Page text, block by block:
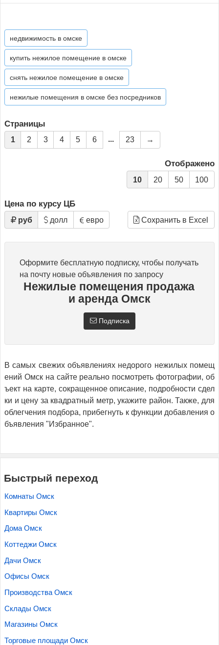
недвижимость в омске
купить нежилое помещение в омске
снять нежилое помещение в омске
нежилые помещения в омске без посредников
Страницы
1 2 3 4 5 6 ... 23 →
Отображено
10 20 50 100
Цена по курсу ЦБ
руб долл евро Сохранить в Excel
Оформите бесплатную подписку, чтобы получать
на почту новые объявления по запросу
Нежилые помещения продажа
и аренда Омск
Подписка
В самых свежих объявлениях недорого нежилых помещ
ений Омск на сайте реально посмотреть фотографии, об
ъект на карте, сокращенное описание, подробности сдел
ки и цену за квадратный метр, укажите район. Также, для
облегчения подбора, прибегнуть к функции добавления о
бъявления "Избранное".
Быстрый переход
Комнаты Омск
Квартиры Омск
Дома Омск
Коттеджи Омск
Дачи Омск
Офисы Омск
Производства Омск
Склады Омск
Магазины Омск
Торговые площади Омск